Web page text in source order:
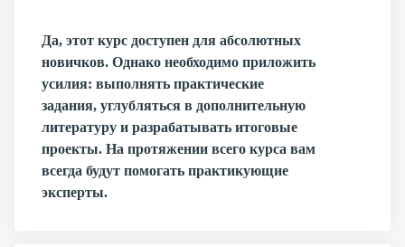
Да, этот курс доступен для абсолютных
новичков. Однако необходимо приложить
усилия: выполнять практические
задания, углубляться в дополнительную
литературу и разрабатывать итоговые
проекты. На протяжении всего курса вам
всегда будут помогать практикующие
эксперты.